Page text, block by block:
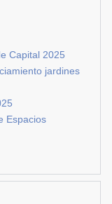
Capital 2025
jardines
Espacios